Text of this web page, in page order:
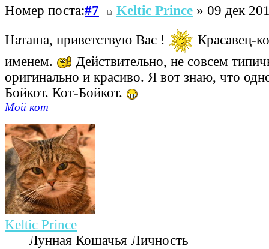
Номер поста:#7 Keltic Prince » 09 дек
Наташа, приветствую Вас !
Красавец-
именем.
Действительно, не совсем
оригинально и красиво. Я вот знаю, что
Бойкот. Кот-Бойкот.
Мой кот
Keltic Prince
Лунная Кошачья Личность